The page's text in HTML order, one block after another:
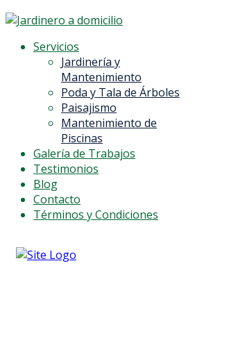
Servicios
Jardinería y
Mantenimiento
Poda y Tala de Árboles
Paisajismo
Mantenimiento de
Piscinas
Galería de Trabajos
Testimonios
Blog
Contacto
Términos y Condiciones